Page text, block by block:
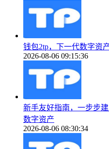
钱包2tp，下一代数字资
2026-08-06 09:15:36
新手友好指南，一步步
数字资产
2026-08-06 08:30:34